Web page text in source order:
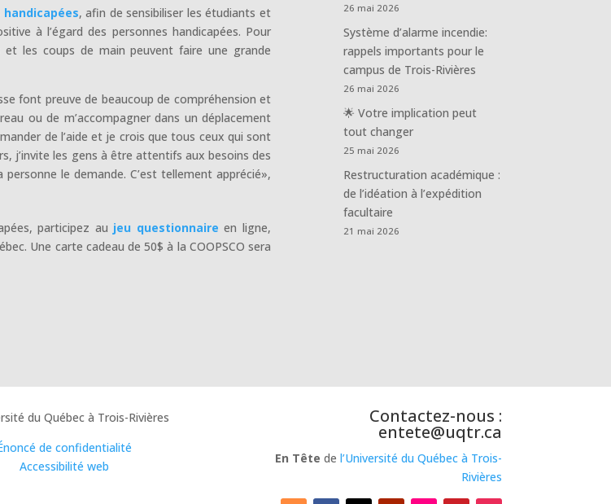
, afin de sensibiliser les étudiants et
à l’égard des personnes handicapées. Pour
les coups de main peuvent faire une grande
font preuve de beaucoup de compréhension et
ou de m’accompagner dans un déplacement
de l’aide et je crois que tous ceux qui sont
j’invite les gens à être attentifs aux besoins des
le demande. C’est tellement apprécié»,
participez au jeu questionnaire en ligne,
Une carte cadeau de 50$ à la COOPSCO sera
26 mai 2026
Système d’alarme incendie:
rappels importants pour le
campus de Trois-Rivières
26 mai 2026
🌟 Votre implication peut
tout changer
25 mai 2026
Restructuration académique :
de l’idéation à l’expédition
facultaire
21 mai 2026
du Québec à Trois-Rivières
de confidentialité
Accessibilité web
Contactez-nous :
entete@uqtr.ca
En Tête de l’Université du Québec à Trois-
Rivières